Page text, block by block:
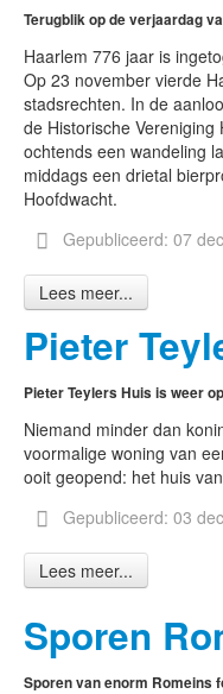
Terugblik op de verjaardag
Haarlem 776 jaar is
Op 23 november vierde
stadsrechten. In de
de Historische
ochtends een wandeling
middags een drietal
Hoofdwacht.
Gepubliceerd: 07
Lees meer...
Pieter
Pieter Teylers Huis is weer
Niemand minder dan
voormalige woning van
ooit geopend: het huis
Gepubliceerd: 03
Lees meer...
Sporen
Sporen van enorm Romeins